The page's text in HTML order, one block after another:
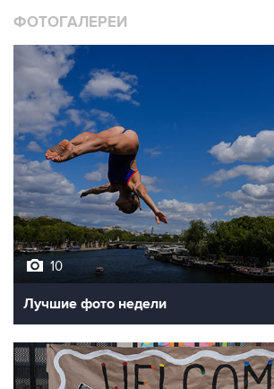
ФОТОГАЛЕРЕИ
10
Лучшие фото недели